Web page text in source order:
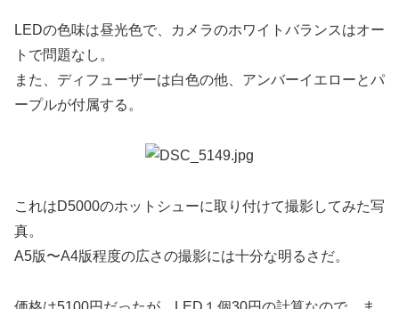
LEDの色味は昼光色で、カメラのホワイトバランスはオー
トで問題なし。
また、ディフューザーは白色の他、アンバーイエローとパ
ープルが付属する。
これはD5000のホットシューに取り付けて撮影してみた写
真。
A5版〜A4版程度の広さの撮影には十分な明るさだ。